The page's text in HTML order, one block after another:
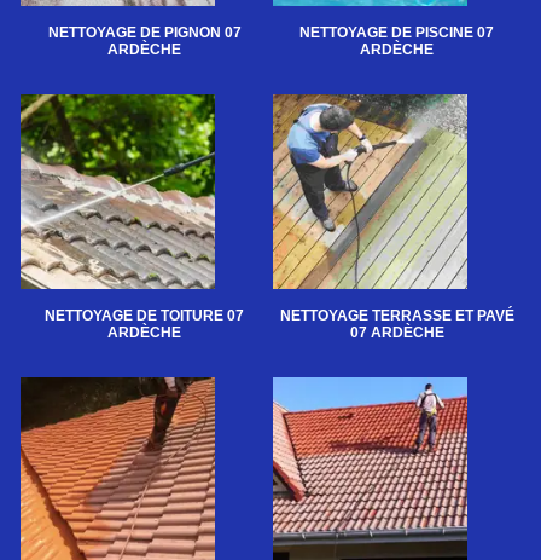
NETTOYAGE DE PIGNON 07
ARDÈCHE
NETTOYAGE DE PISCINE 07
ARDÈCHE
NETTOYAGE DE TOITURE 07
ARDÈCHE
NETTOYAGE TERRASSE ET PAVÉ
07 ARDÈCHE